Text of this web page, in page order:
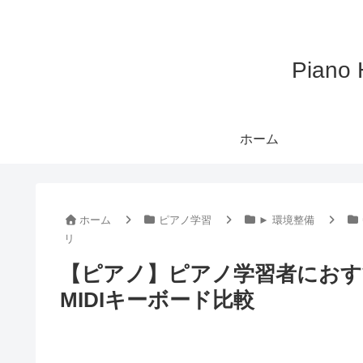
Piano
ホーム
ホーム ピアノ学習 ► 環境整備
リ
【ピアノ】ピアノ学習者にお
MIDIキーボード比較